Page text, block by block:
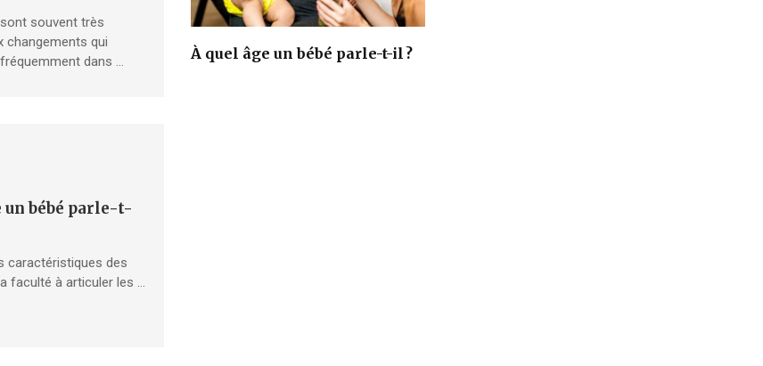
souvent très
changements qui
dans …
un bébé parle-t-
caractéristiques des
faculté à articuler les …
À quel âge un bébé parle-t-il ?